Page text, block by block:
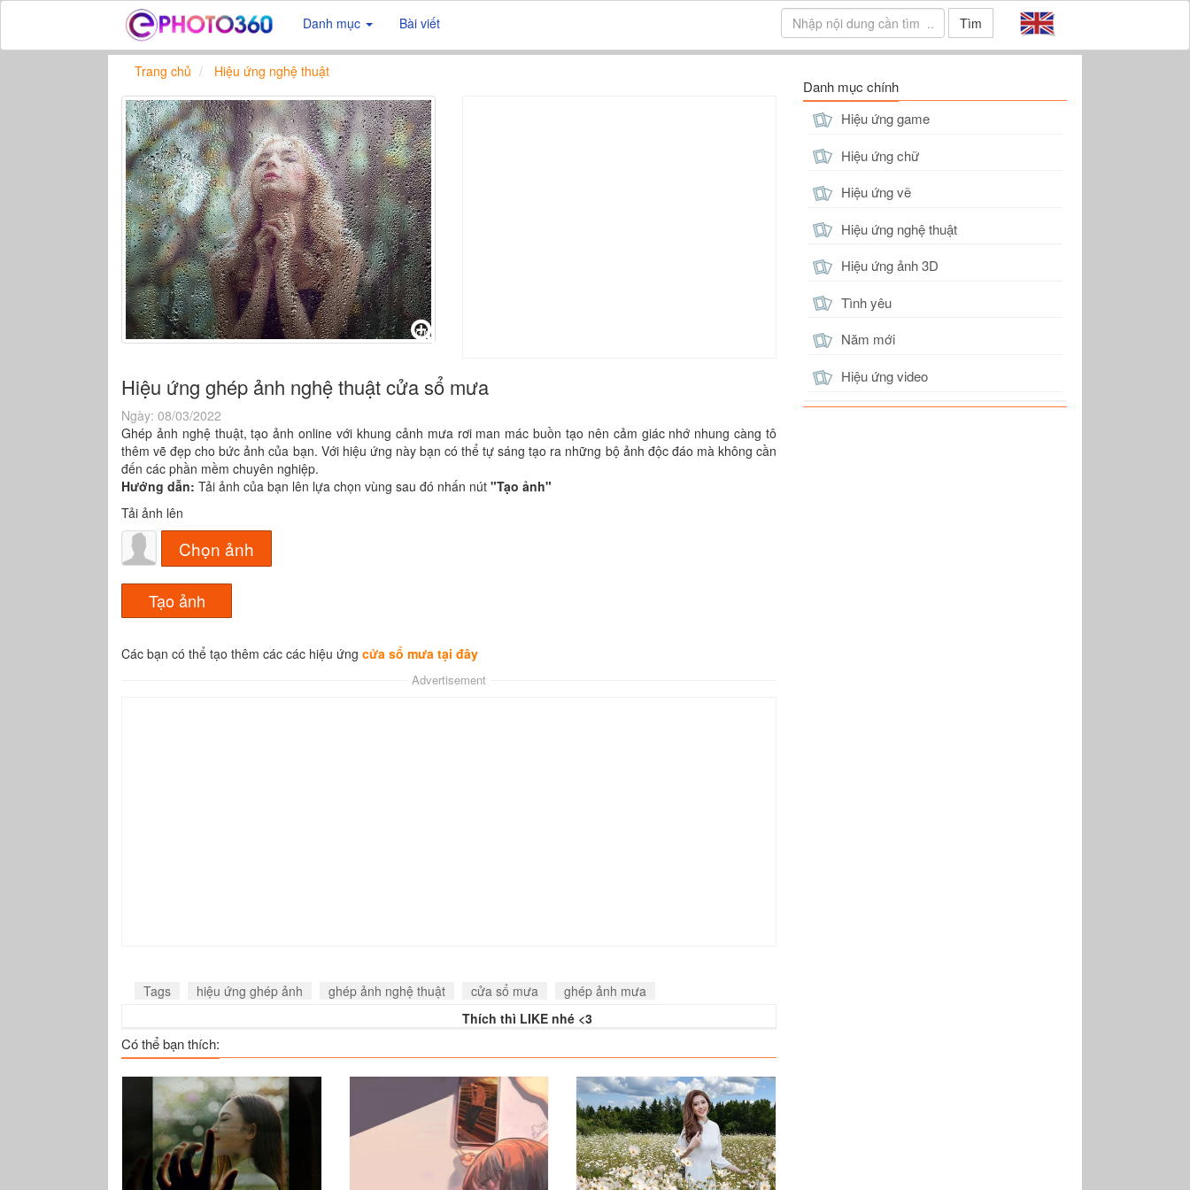
Danh mục Bài viết Tìm
Trang chủ Hiệu ứng nghệ thuật
Hiệu ứng ghép ảnh nghệ thuật cửa sổ mưa
Ngày: 08/03/2022
Ghép ảnh nghệ thuật, tạo ảnh online với khung cảnh mưa rơi man mác buồn tạo nên cảm giác nhớ nhung càng tô
thêm vẽ đẹp cho bức ảnh của bạn. Với hiệu ứng này bạn có thể tự sáng tạo ra những bộ ảnh độc đáo mà không cần
đến các phần mềm chuyên nghiệp.
Hướng dẫn: Tải ảnh của bạn lên lựa chọn vùng sau đó nhấn nút "Tạo ảnh"
Tải ảnh lên
Chọn ảnh
Các bạn có thể tạo thêm các các hiệu ứng cửa sổ mưa tại đây
Advertisement
Tags hiệu ứng ghép ảnh ghép ảnh nghệ thuật cửa sổ mưa
ghép ảnh mưa
Thích thì LIKE nhé <3
Có thể bạn thích:
Danh mục chính
Hiệu ứng game
Hiệu ứng chữ
Hiệu ứng vẽ
Hiệu ứng nghệ thuật
Hiệu ứng ảnh 3D
Tình yêu
Năm mới
Hiệu ứng video